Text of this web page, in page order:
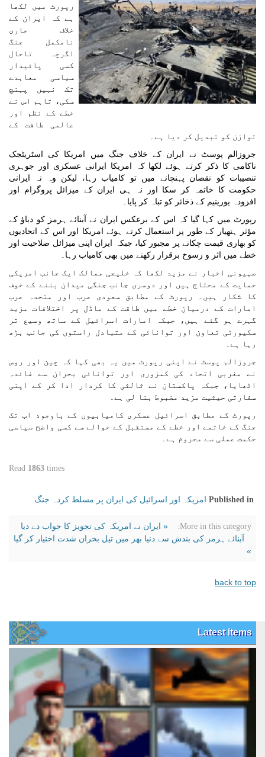
رپورٹ میں لکھا
ہے کہ ایران کے
خلاف جاری
نامکمل جنگ
اگرچہ تاحال
کسی پائیدار
سیاسی معاہدے
تک نہیں پہنچ
سکی، تاہم اس نے
خطے کے نظم اور
عالمی طاقت کے
توازن کو تبدیل کر دیا ہے۔
جروزالم پوسٹ نے ایران کے خلاف جنگ میں امریکا کی اسٹریٹجک
ناکامی کا ذکر کرتے ہوئے لکھا کہ امریکا ایرانی عسکری اور جوہری
تنصیبات کو نقصان پہنچانے میں تو کامیاب رہا، لیکن وہ نہ ایرانی
حکومت کا خاتمہ کر سکا اور نہ ہی ایران کے میزائل پروگرام اور
افزودہ یورینیم کے ذخائر کو تباہ کر پایا۔
رپورٹ میں کہا گیا کہ اس کے برعکس ایران نے آبنائے ہرمز کو دباؤ کے
مؤثر ہتھیار کے طور پر استعمال کرتے ہوئے امریکا اور اس کے اتحادیوں
کو بھاری قیمت چکانے پر مجبور کیا، جبکہ ایران اپنی میزائل صلاحیت اور
خطے میں اثر و رسوخ برقرار رکھنے میں بھی کامیاب رہا۔
صہیونی اخبار نے مزید لکھا کہ خلیجی ممالک ایک جانب امریکی
حمایت کے محتاج ہیں اور دوسری جانب جنگی میدان بننے کے خوف
کا شکار ہیں۔ رپورٹ کے مطابق سعودی عرب اور متحدہ عرب
امارات کے درمیان خطے میں طاقت کے ماڈل پر اختلافات مزید
گہرے ہو گئے ہیں، جبکہ امارات اسرائیل کے ساتھ وسیع تر
سکیورٹی تعاون اور توانائی کے متبادل راستوں کی جانب بڑھ
رہا ہے۔
جروزالم پوسٹ نے اپنی رپورٹ میں یہ بھی کہا کہ چین اور روس
نے مغربی اتحاد کی کمزوری اور توانائی بحران سے فائدہ
اٹھایا، جبکہ پاکستان نے ثالثی کا کردار ادا کر کے اپنی
سفارتی حیثیت مزید مضبوط بنا لی ہے۔
رپورٹ کے مطابق اسرائیل عسکری کامیابیوں کے باوجود اب تک
جنگ کے خاتمے اور خطے کے مستقبل کے حوالے سے کسی واضح سیاسی
حکمت عملی سے محروم ہے۔
Read 1863 times
Published in امریکہ اور اسرائیل کی ایران پر مسلط کردہ جنگ
More in this category:
« ایران نے امریکہ کی تجویز کا جواب دے دیا
آبنائے ہرمز کی بندش سے دنیا بھر میں تیل بحران شدت اختیار کر گیا
»
back to top
Latest Items